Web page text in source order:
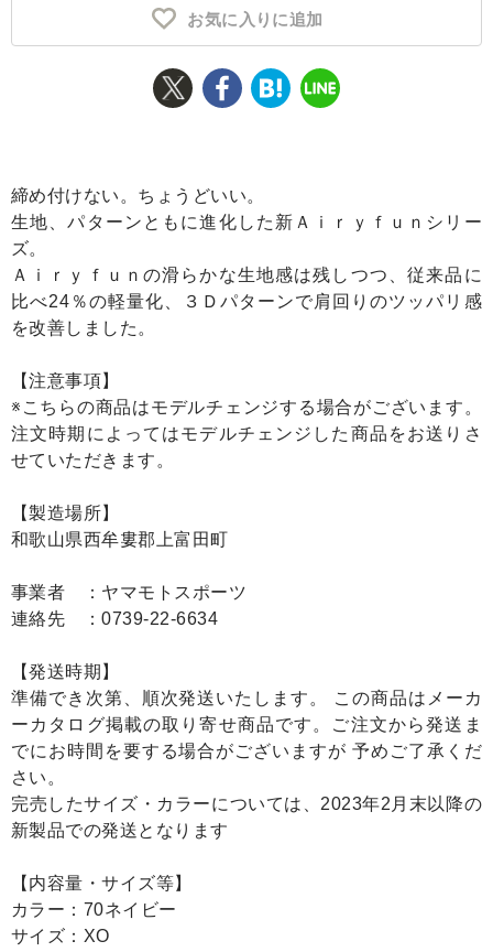
お気に入りに追加
締め付けない。ちょうどいい。
生地、パターンともに進化した新Ａｉｒｙｆｕｎシリー
ズ。
Ａｉｒｙｆｕｎの滑らかな生地感は残しつつ、従来品に
比べ24％の軽量化、３Ｄパターンで肩回りのツッパリ感
を改善しました。
【注意事項】
※こちらの商品はモデルチェンジする場合がございます。
注文時期によってはモデルチェンジした商品をお送りさ
せていただきます。
【製造場所】
和歌山県西牟婁郡上富田町
事業者 ：ヤマモトスポーツ
連絡先 ：0739-22-6634
【発送時期】
準備でき次第、順次発送いたします。 この商品はメーカ
ーカタログ掲載の取り寄せ商品です。ご注文から発送ま
でにお時間を要する場合がございますが 予めご了承くだ
さい。
完売したサイズ・カラーについては、2023年2月末以降の
新製品での発送となります
【内容量・サイズ等】
カラー：70ネイビー
サイズ：XO